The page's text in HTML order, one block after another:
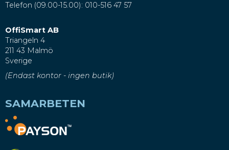
Telefon (09.00-15.00): 010-516 47 57
OffiSmart AB
Triangeln 4
211 43 Malmö
Sverige
(Endast kontor - ingen butik)
SAMARBETEN